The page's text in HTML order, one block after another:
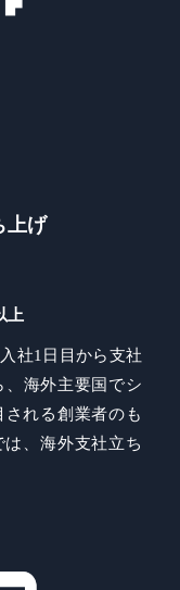
上げ
上
社1日目から支社
、海外主要国でシ
れる創業者のも
、海外支社立ち